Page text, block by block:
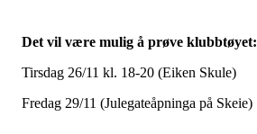
Det vil være mulig å prøve klubbtøyet:
Tirsdag 26/11 kl. 18-20 (Eiken Skule)
Fredag 29/11 (Julegateåpninga på Skeie)